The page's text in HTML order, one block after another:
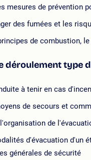
mesures de prévention
des fumées et les
de combustion,
déroulement type
à tenir en cas
de secours et
de
d'évacuation d'un
générales de sécurité